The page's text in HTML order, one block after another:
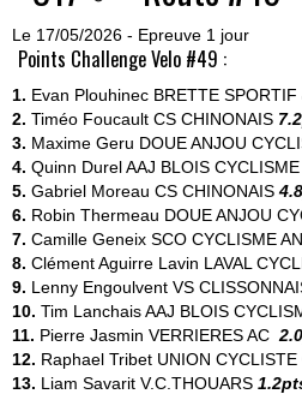
Le 17/05/2026 - Epreuve 1 jour
Points Challenge Velo #49 :
1. Evan Plouhinec BRETTE SPORTIF
2. Timéo Foucault CS CHINONAIS
3. Maxime Geru DOUE ANJOU
4. Quinn DurelAAJ BLOIS CYCLISME
5. Gabriel Moreau CS CHINONAIS
6. Robin Thermeau DOUE ANJOU
7. Camille Geneix SCO CYCLISME
8. Clément Aguirre Lavin LAVAL
9. Lenny Engoulvent VS
10. Tim LanchaisAAJ BLOIS
11. Pierre Jasmin VERRIERES AC
12. Raphael Tribet UNION
13. Liam Savarit V.C.THOUARS